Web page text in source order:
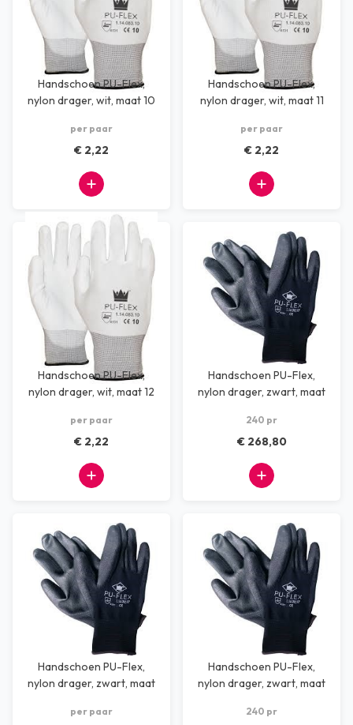
Handschoen PU-Flex,
nylon drager, wit, maat 10
per paar
€ 2,22
Handschoen PU-Flex,
nylon drager, wit, maat 11
per paar
€ 2,22
Handschoen PU-Flex,
nylon drager, wit, maat 12
per paar
€ 2,22
Handschoen PU-Flex,
nylon drager, zwart, maat
240 pr
€ 268,80
Handschoen PU-Flex,
nylon drager, zwart, maat
per paar
Handschoen PU-Flex,
nylon drager, zwart, maat
240 pr